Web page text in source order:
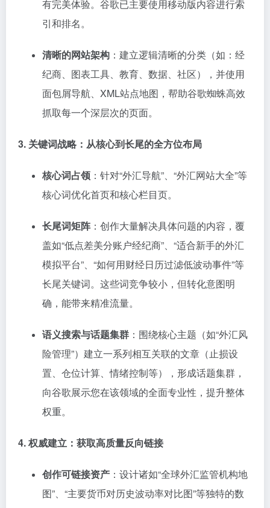
有完美体验。谷歌已主要使用移动版内容进行索
引和排名。
清晰的网站架构 ：建立逻辑清晰的分类（如：经
纪商、图表工具、教育、数据、社区），并使用
面包屑导航、XML站点地图，帮助谷歌蜘蛛高效
抓取每一个深层次的页面。
3. 关键词战略：从核心到长尾的全方位布局
核心词占领 ：针对“外汇导航”、“外汇网站大全”等
核心词优化首页和核心栏目页。
长尾词矩阵：创作大量解决具体问题的内容，覆
盖如“低点差美分账户经纪商”、“适合新手的外汇
模拟平台”、“如何用财经日历过滤低波动事件”等
长尾关键词。这些词竞争较小，但转化意图明
确，能带来精准流量。
语义搜索与话题集群 ：围绕核心主题（如“外汇风
险管理”）建立一系列相互关联的文章（止损设
置、仓位计算、情绪控制等），形成话题集群，
向谷歌展示您在该领域的全面专业性，提升整体
权重。
4. 权威建立：获取高质量反向链接
创作可链接资产 ：设计诸如“全球外汇监管机构地
图”、“主要货币对历史波动率对比图”等独特的数